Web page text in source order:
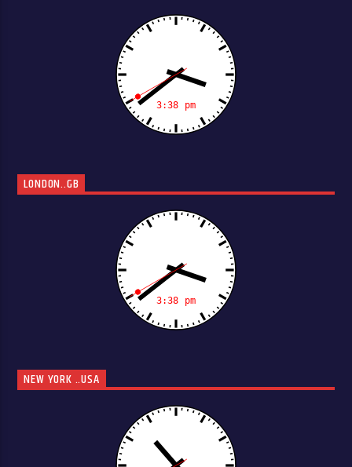
LONDON..GB
NEW YORK ..USA